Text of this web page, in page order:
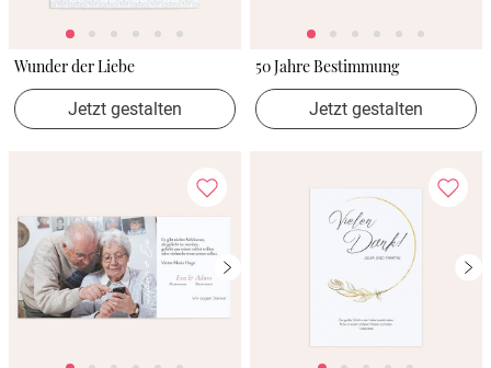
Wunder der Liebe
Jetzt gestalten
50 Jahre Bestimmung
Jetzt gestalten